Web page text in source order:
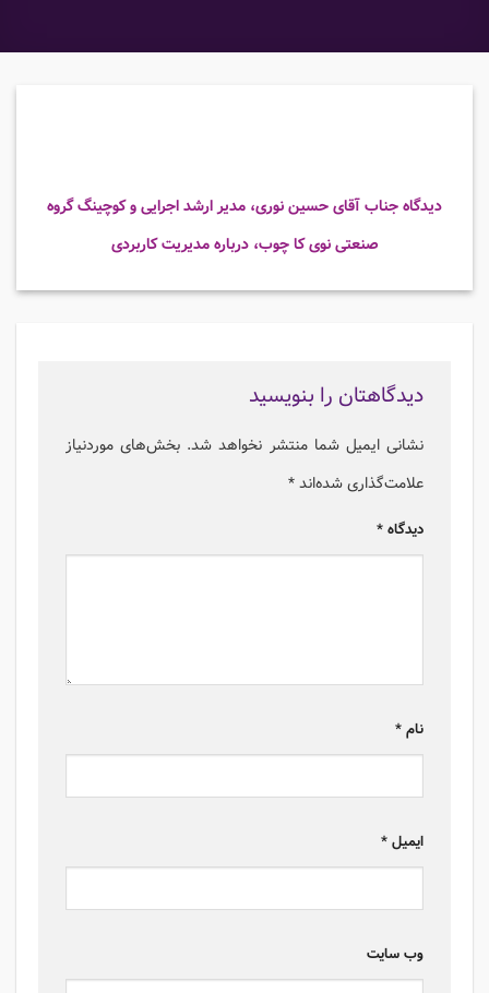
دیدگاه جناب آقای حسین نوری، مدیر ارشد اجرایی و کوچینگ گروه
صنعتی نوی کا چوب، درباره مدیریت کاربردی
دیدگاهتان را بنویسید
نشانی ایمیل شما منتشر نخواهد شد. بخش‌های موردنیاز
علامت‌گذاری شده‌اند*
دیدگاه *
نام *
ایمیل *
وب‌ سایت